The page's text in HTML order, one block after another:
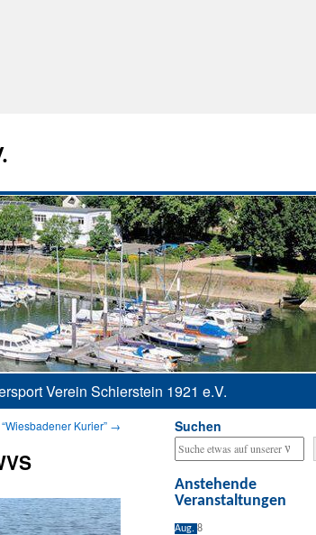
Verein Schierstein 1921 e.V.
Kurier” → Suchen
Anstehende
Veranstaltungen
Aug. 8